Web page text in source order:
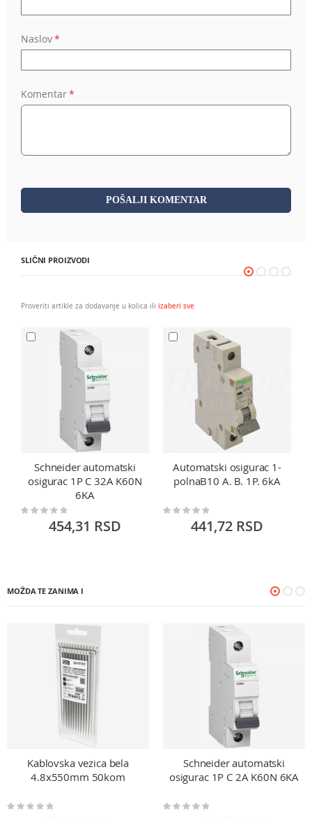
Naslov
Komentar
POŠALJI KOMENTAR
SLIČNI PROIZVODI
Proveriti artikle za dodavanje u kolica ili izaberi sve
Schneider automatski
osigurac 1P C 32A K60N
6KA
Rating:
454,31 RSD
Automatski osigurac 1-
polnaB10 A. B. 1P. 6kA
Rating:
441,72 RSD
MOŽDA TE ZANIMA I
Kablovska vezica bela
4.8x550mm 50kom
Rating:
Schneider automatski
osigurac 1P C 2A K60N 6KA
Rating: